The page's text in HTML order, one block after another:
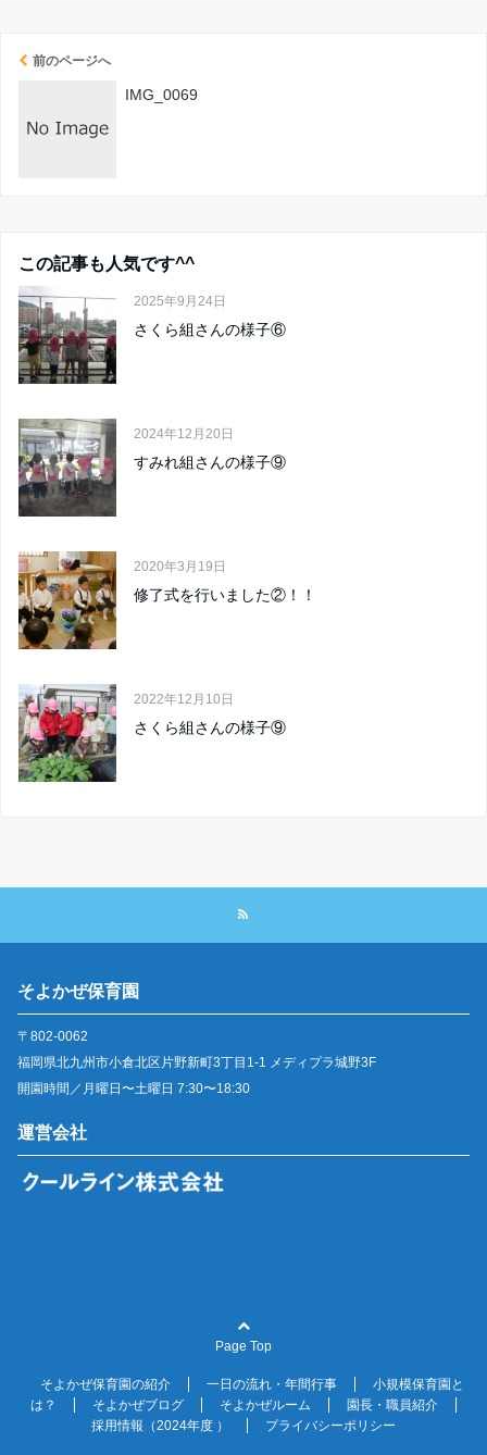
前のページへ
IMG_0069
この記事も人気です^^
2025年9月24日
さくら組さんの様子⑥
2024年12月20日
すみれ組さんの様子⑨
2020年3月19日
修了式を行いました②！！
2022年12月10日
さくら組さんの様子⑨
そよかぜ保育園
〒802-0062
福岡県北九州市小倉北区片野新町3丁目1-1 メディプラ城野3F
開園時間／月曜日〜土曜日 7:30〜18:30
運営会社
Page Top
そよかぜ保育園の紹介 一日の流れ・年間行事
小規模保育園と
は？
そよかぜブログ そよかぜルーム
園長・職員紹介
採用情報（2024年度 ）
プライバシーポリシー